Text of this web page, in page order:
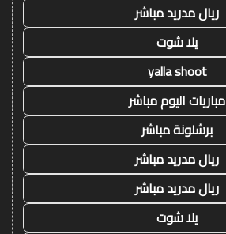
ريال مدريد مباشر
يلا شوت
yalla shoot
مباريات اليوم مباشر
برشلونة مباشر
ريال مدريد مباشر
ريال مدريد مباشر
يلا شوت